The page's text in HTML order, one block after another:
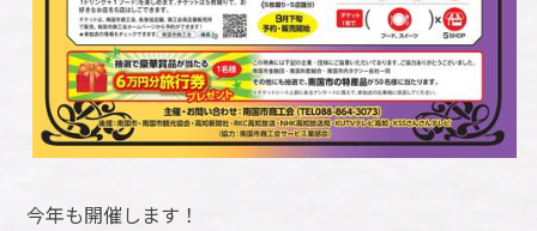
今年も開催します！